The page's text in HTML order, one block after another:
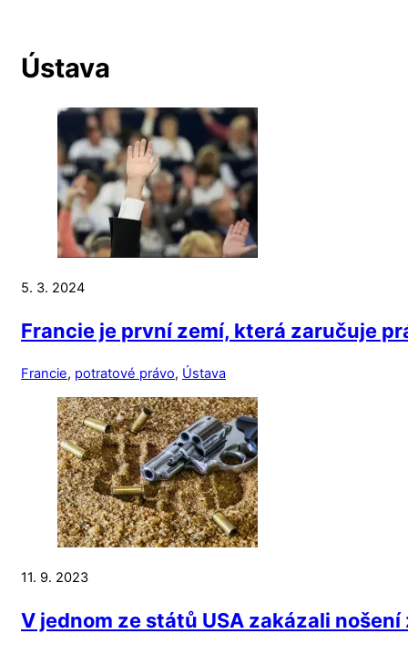
Ústava
5. 3. 2024
Francie je první zemí, která zaručuje
Francie, potratové právo, Ústava
11. 9. 2023
V jednom ze států USA zakázali